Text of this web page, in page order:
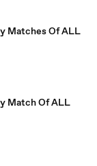
Matches Of ALL
Match Of ALL